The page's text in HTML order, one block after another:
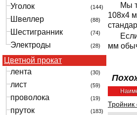
Уголок (144)
Швеллер (88)
Шестигранник (74)
Электроды (28)
Цветной прокат
лента
(30)
лист (59)
проволока (19)
пруток (183)
Мы
108x4
мм